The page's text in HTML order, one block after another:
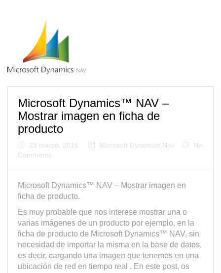
Microsoft Dynamics™ NAV –
Mostrar imagen en ficha de
producto
23 marzo, 2015 Microsoft Dynamics Nav
No
Comments
Microsoft Dynamics™ NAV – Mostrar imagen en
ficha de producto.
Es muy probable que nos interese mostrar una o
varias imágenes de un producto por ejemplo, en la
ficha de producto de Microsoft Dynamics™ NAV, sin
necesidad de importar la misma en la base de datos,
es decir, cargando una imagen que tenemos en una
ubicación de red en tiempo real . En este post, os